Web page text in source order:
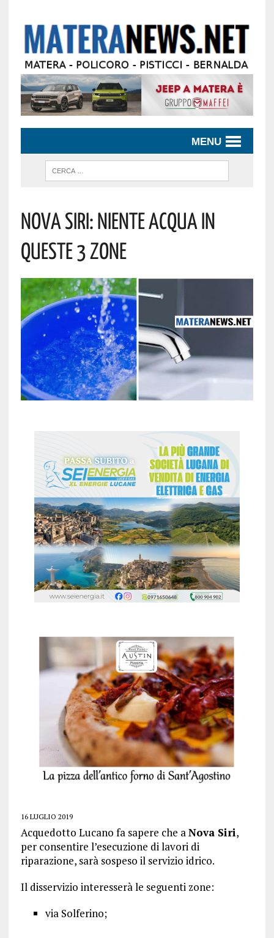
MENU
Nova Siri: Niente Acqua In
Queste 3 Zone
16 LUGLIO 2019
Acquedotto Lucano fa sapere che aNova Siri,
per consentire l’esecuzione di lavori di
riparazione, sarà sospeso il servizio idrico.
Il disservizio interesserà le seguenti zone:
via Solferino;